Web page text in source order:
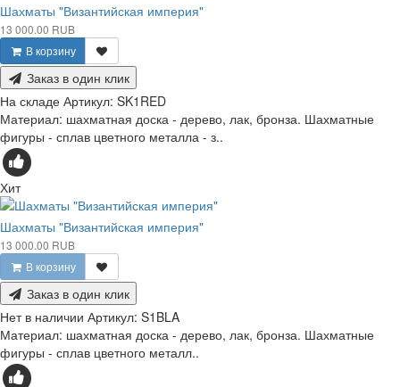
Шахматы "Византийская империя"
13 000.00 RUB
В корзину
Заказ в один клик
На складе Артикул: SK1RED
Материал: шахматная доска - дерево, лак, бронза. Шахматные
фигуры - сплав цветного металла - з..
Хит
Шахматы "Византийская империя"
13 000.00 RUB
В корзину
Заказ в один клик
Нет в наличии Артикул: S1BLA
Материал: шахматная доска - дерево, лак, бронза. Шахматные
фигуры - сплав цветного металл..